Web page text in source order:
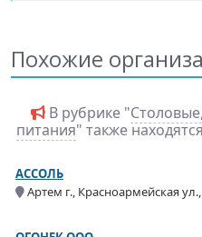
Похожие
В рубрике "
питания" также
АССОЛЬ
Артем г., Красноармейская